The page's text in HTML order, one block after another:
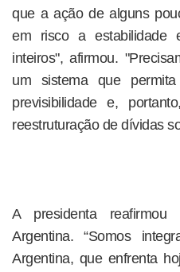
que a ação de alguns
em risco a estabilidade
inteiros", afirmou.
um sistema que
previsibilidade e,
reestruturação de dívidas
A presidenta
Argentina. “Somos
Argentina, que enfrenta